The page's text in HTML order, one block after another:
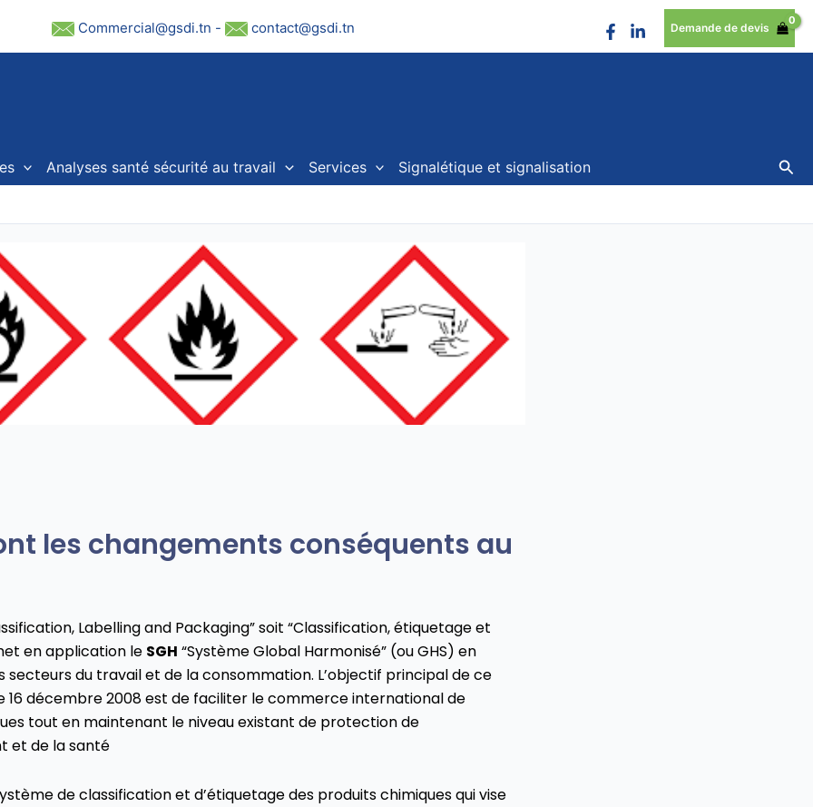
Commercial@gsdi.tn - contact@gsdi.tn Demande de devis
Analyses santé sécurité au travail Services Signalétique et signalisation
les changements conséquents au
Labelling and Packaging” soit “Classification, étiquetage et
en application le SGH “Système Global Harmonisé” (ou GHS) en
secteurs du travail et de la consommation. L’objectif principal de ce
16 décembre 2008 est de faciliter le commerce international de
tout en maintenant le niveau existant de protection de
et de la santé
de classification et d’étiquetage des produits chimiques qui vise